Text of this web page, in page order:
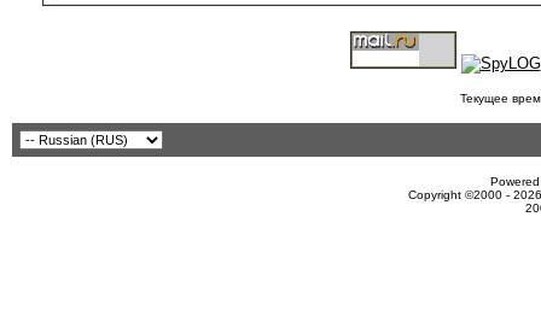
Текущее
Copyright ©2000 -